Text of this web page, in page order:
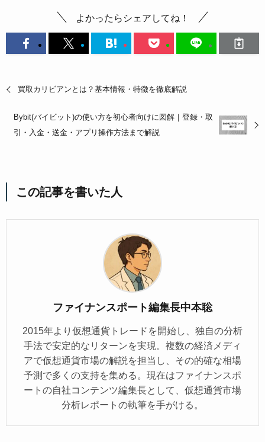
よかったらシェアしてね！
買取カリビアンとは？基本情報・特徴を徹底解説
Bybit(バイビット)の使い方を初心者向けに図解｜登録・取
引・入金・送金・アプリ操作方法まで解説
この記事を書いた人
ファイナンスポート編集長中本聡
2015年より仮想通貨トレードを開始し、独自の分析
手法で安定的なリターンを実現。複数の経済メディ
アで仮想通貨市場の解説を担当し、その的確な相場
予測で多くの支持を集める。現在はファイナンスポ
ートの自社コンテンツ編集長として、仮想通貨市場
分析レポートの執筆を手がける。